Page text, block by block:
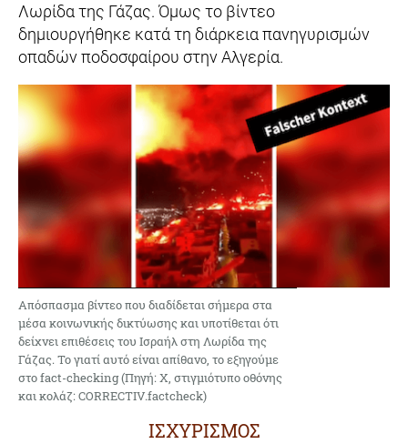
Λωρίδα της Γάζας. Όμως το βίντεο
δημιουργήθηκε κατά τη διάρκεια πανηγυρισμών
οπαδών ποδοσφαίρου στην Αλγερία.
Απόσπασμα βίντεο που διαδίδεται σήμερα στα
μέσα κοινωνικής δικτύωσης και υποτίθεται ότι
δείχνει επιθέσεις του Ισραήλ στη Λωρίδα της
Γάζας. Το γιατί αυτό είναι απίθανο, το εξηγούμε
στο fact-checking (Πηγή: X, στιγμιότυπο οθόνης
και κολάζ: CORRECTIV.factcheck)
ΙΣΧΥΡΙΣΜΟΣ